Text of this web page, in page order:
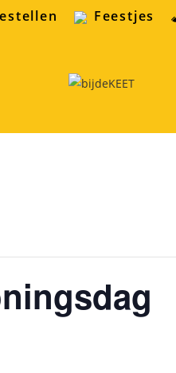
Feestjes